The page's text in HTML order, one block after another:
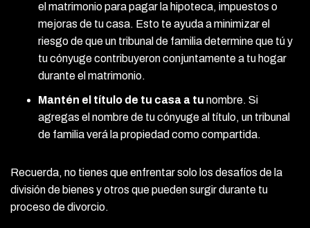
el matrimonio para pagar la hipoteca, impuestos o
mejoras de tu casa. Esto te ayuda a minimizar el
riesgo de que un tribunal de familia determine que tú y
tu cónyuge contribuyeron conjuntamente a tu hogar
durante el matrimonio.
Mantén el título de tu casa a tu nombre. Si
agregas el nombre de tu cónyuge al título, un tribunal
de familia verá la propiedad como compartida.
Recuerda, no tienes que enfrentar solo los desafíos de la
división de bienes y otros que pueden surgir durante tu
proceso de divorcio.